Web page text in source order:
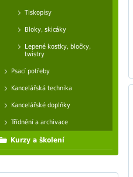
Tiskopisy
Bloky, skicáky
Lepené kostky, bločky,
twistry
Psací potřeby
Kancelářská technika
Kancelářské doplňky
Třídnění a archivace
Kurzy a školení